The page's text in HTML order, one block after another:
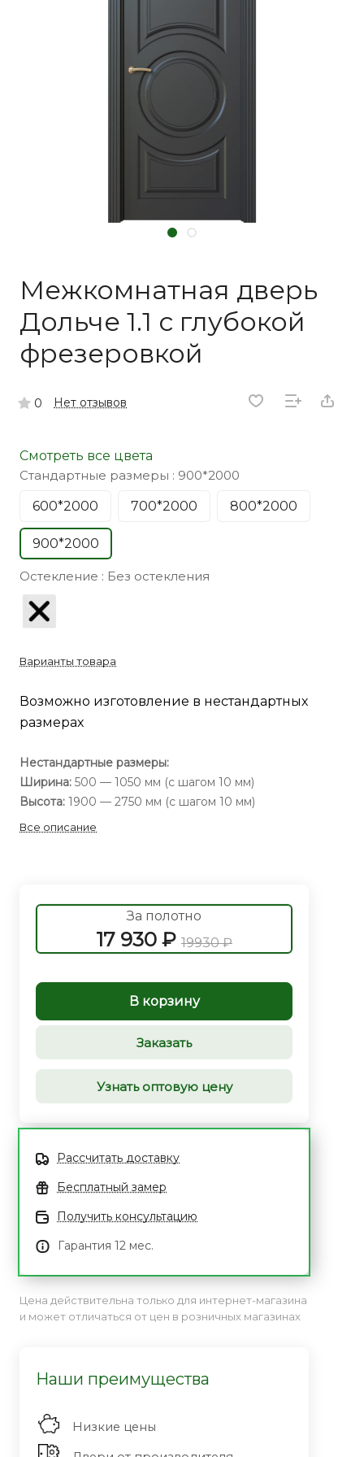
Межкомнатная дверь
Дольче 1.1 с глубокой
фрезеровкой
0 Нет отзывов
Смотреть все цвета
Стандартные размеры : 900*2000
600*2000
700*2000 800*2000
900*2000
Остекление : Без остекления
Варианты товара
Возможно изготовление в нестандартных
размерах
Нестандартные размеры:
Ширина: 500 — 1050 мм (с шагом 10 мм)
Высота: 1900 — 2750 мм (с шагом 10 мм)
Все описание
За полотно
17 930 ₽ 19930 ₽
В корзину
Заказать
Узнать оптовую цену
Рассчитать доставку
Бесплатный замер
Получить консультацию
Гарантия 12 мес.
Цена действительна только для интернет-магазина
и может отличаться от цен в розничных магазинах
Наши преимущества
Низкие цены